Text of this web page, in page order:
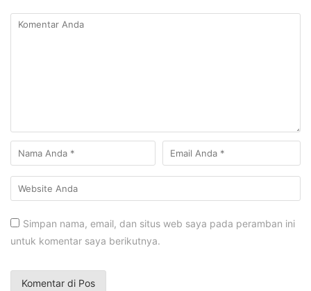
Simpan nama, email, dan situs web saya pada peramban ini
untuk komentar saya berikutnya.